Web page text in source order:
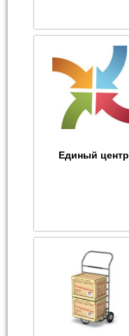
Единый центр